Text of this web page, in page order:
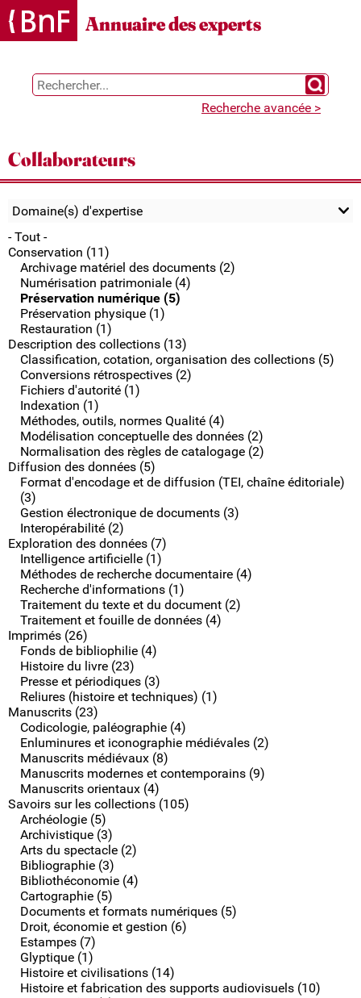
Gestion des cookies
Annuaire des experts
Chercher
Recherche avancée >
Collaborateurs
Domaine(s) d'expertise
- Tout -
Conservation (11)
Archivage matériel des documents (2)
Numérisation patrimoniale (4)
Préservation numérique (5)
Préservation physique (1)
Restauration (1)
Description des collections (13)
Classification, cotation, organisation des collections (5)
Conversions rétrospectives (2)
Fichiers d'autorité (1)
Indexation (1)
Méthodes, outils, normes Qualité (4)
Modélisation conceptuelle des données (2)
Normalisation des règles de catalogage (2)
Diffusion des données (5)
Format d'encodage et de diffusion (TEI, chaîne éditoriale)
(3)
Gestion électronique de documents (3)
Interopérabilité (2)
Exploration des données (7)
Intelligence artificielle (1)
Méthodes de recherche documentaire (4)
Recherche d'informations (1)
Traitement du texte et du document (2)
Traitement et fouille de données (4)
Imprimés (26)
Fonds de bibliophilie (4)
Histoire du livre (23)
Presse et périodiques (3)
Reliures (histoire et techniques) (1)
Manuscrits (23)
Codicologie, paléographie (4)
Enluminures et iconographie médiévales (2)
Manuscrits médiévaux (8)
Manuscrits modernes et contemporains (9)
Manuscrits orientaux (4)
Savoirs sur les collections (105)
Archéologie (5)
Archivistique (3)
Arts du spectacle (2)
Bibliographie (3)
Bibliothéconomie (4)
Cartographie (5)
Documents et formats numériques (5)
Droit, économie et gestion (6)
Estampes (7)
Glyptique (1)
Histoire et civilisations (14)
Histoire et fabrication des supports audiovisuels (10)